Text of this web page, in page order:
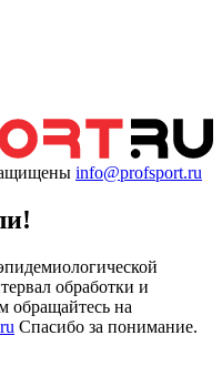
info@profsport.ru
обработки и
обращайтесь на
Спасибо за понимание.